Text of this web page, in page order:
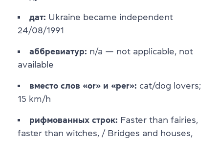
дат: Ukraine became independent
24/08/1991
аббревиатур: n/a — not applicable, not
available
вместо слов «or» и «per»: cat/dog lovers;
15 km/h
рифмованных строк: Faster than fairies,
faster than witches, / Bridges and houses,